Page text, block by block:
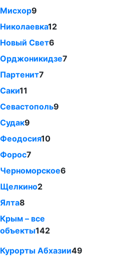
Мисхор9
Николаевка12
Новый Свет6
Орджоникидзе7
Партенит7
Саки11
Севастополь9
Судак9
Феодосия10
Форос7
Черноморское6
Щелкино2
Ялта8
Крым – все
объекты142
Курорты Абхазии49